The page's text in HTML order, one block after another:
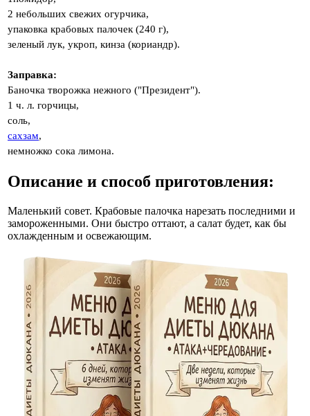
2 небольших свежих огурчика,
упаковка крабовых палочек (240 г),
зеленый лук, укроп, кинза (кориандр).
Заправка:
Баночка творожка нежного ("Президент").
1 ч. л. горчицы,
соль,
сахзам,
немножко сока лимона.
Описание и способ приготовления:
Маленький совет. Крабовые палочка нарезать последними и
замороженными. Они быстро оттают, а салат будет, как бы
охлажденным и освежающим.